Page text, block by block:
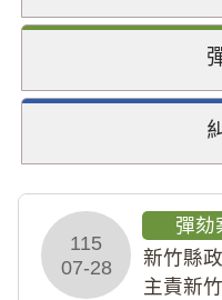
115
07-28
彈劾
新竹縣
主責新